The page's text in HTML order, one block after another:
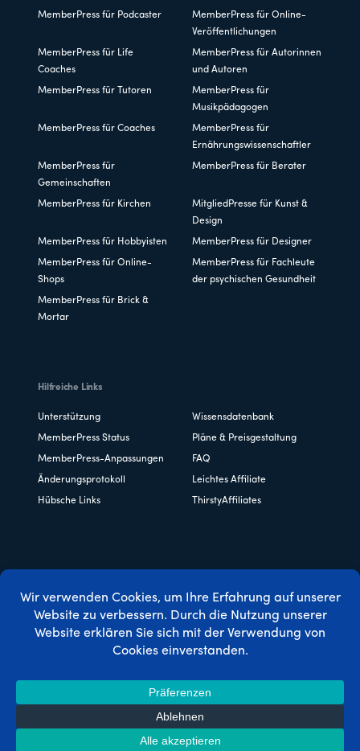
MemberPress für Podcaster
MemberPress für Online-
Veröffentlichungen
MemberPress für Life
Coaches
MemberPress für Autorinnen
und Autoren
MemberPress für Tutoren
MemberPress für
Musikpädagogen
MemberPress für Coaches
MemberPress für
Ernährungswissenschaftler
MemberPress für
Gemeinschaften
MemberPress für Berater
MemberPress für Kirchen
MitgliedPresse für Kunst &
Design
MemberPress für Hobbyisten MemberPress für Designer
MemberPress für Online-
Shops
MemberPress für Fachleute
der psychischen Gesundheit
MemberPress für Brick &
Mortar
Hilfreiche Links
Unterstützung Wissensdatenbank
MemberPress Status Pläne & Preisgestaltung
MemberPress-Anpassungen FAQ
Änderungsprotokoll Leichtes Affiliate
Hübsche Links ThirstyAffiliates
Copyright © 2026 Caseproof, LLC. Alle Rechte vorbehalten.
Datenschutzbestimmungen / Erstattungen /